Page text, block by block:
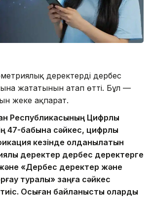
деректердің дербес
жататынын атап өтті. Бұл —
жеке ақпарат.
Республикасының Цифрлық
47-бабына сәйкес, цифрлық
кезінде қолданылатын
деректер дербес деректерге
«Дербес деректер және
туралы» заңға сәйкес
тиіс. Осыған байланысты оларды